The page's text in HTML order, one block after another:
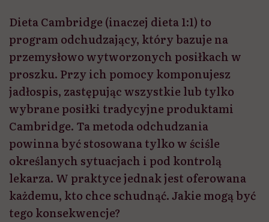
Dieta Cambridge (inaczej dieta 1:1) to
program odchudzający, który bazuje na
przemysłowo wytworzonych posiłkach w
proszku. Przy ich pomocy komponujesz
jadłospis, zastępując wszystkie lub tylko
wybrane posiłki tradycyjne produktami
Cambridge. Ta metoda odchudzania
powinna być stosowana tylko w ściśle
określanych sytuacjach i pod kontrolą
lekarza. W praktyce jednak jest oferowana
każdemu, kto chce schudnąć. Jakie mogą być
tego konsekwencje?